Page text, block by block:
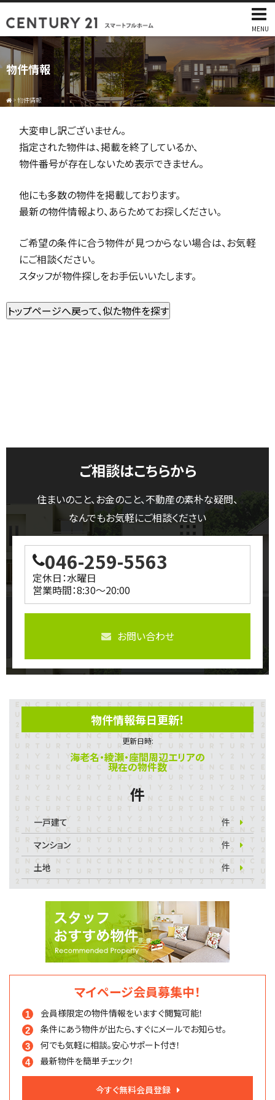
MENU
物件情報
>物件情報
大変申し訳ございません。
指定された物件は、掲載を終了しているか、
物件番号が存在しないため表示できません。
他にも多数の物件を掲載しております。
最新の物件情報より、あらためてお探しください。
ご希望の条件に合う物件が見つからない場合は、お気軽
にご相談ください。
スタッフが物件探しをお手伝いいたします。
ご相談はこちらから
住まいのこと、お金のこと、不動産の素朴な疑問、
なんでもお気軽にご相談ください
046-259-5563
定休日：水曜日
営業時間：8:30～20:00
お問い合わせ
物件情報毎日更新！
更新日時:
海老名・綾瀬・座間周辺エリアの
現在の物件数
件
一戸建て
件
マンション
件
土地
件
マイページ会員募集中！
会員様限定の物件情報をいますぐ閲覧可能！
条件にあう物件が出たら、すぐにメールでお知らせ。
何でも気軽に相談。安心サポート付き！
最新物件を簡単チェック！
今すぐ無料会員登録